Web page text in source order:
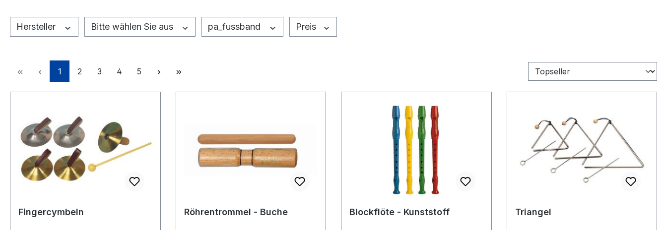
Hersteller Bitte wählen Sie aus pa_fussband Preis
Seite
1 Seite
2 Seite
3 Seite
4 Seite
5
Fingercymbeln Röhrentrommel - Buche Blockflöte - Kunststoff Triangel